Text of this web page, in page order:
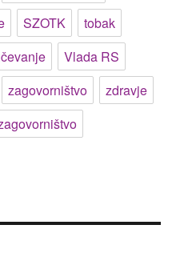
SZOTK
tobak
Vlada RS
zagovorništvo
zdravje